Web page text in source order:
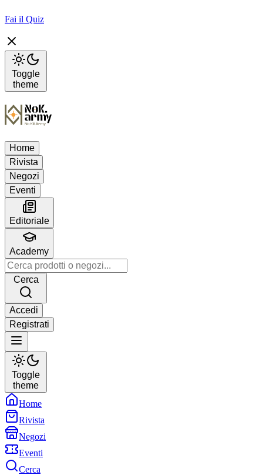
Fai il Quiz
Toggle
theme
Home
Rivista
Negozi
Eventi
Editoriale
Academy
Accedi
Registrati
Toggle
theme
Home
Rivista
Negozi
Eventi
Cerca